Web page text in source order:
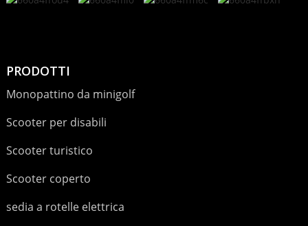
PRODOTTI
Monopattino da minigolf
Scooter per disabili
Scooter turistico
Scooter coperto
sedia a rotelle elettrica